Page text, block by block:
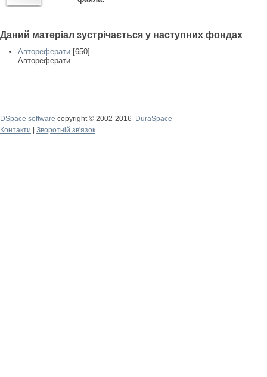
Даний матеріал зустрічається у наступних фондах
Автореферати [650]
Автореферати
DSpace software copyright © 2002-2016
DuraSpace
Контакти
Зворотній зв'язок